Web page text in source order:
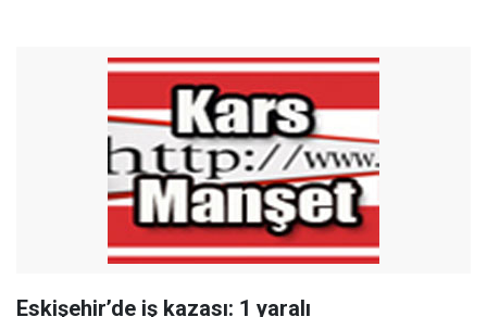
Eskişehir’de iş kazası: 1 yaralı